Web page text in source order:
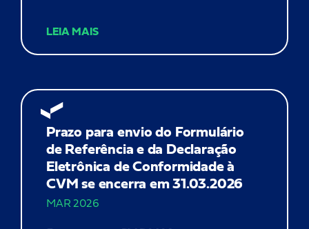
Internal Revenue Service ("IRS"). Esse
formulário destina-se a reportar operações
LEIA MAIS
Prazo para envio do Formulário
de Referência e da Declaração
Eletrônica de Conformidade à
CVM se encerra em 31.03.2026
MAR 2026